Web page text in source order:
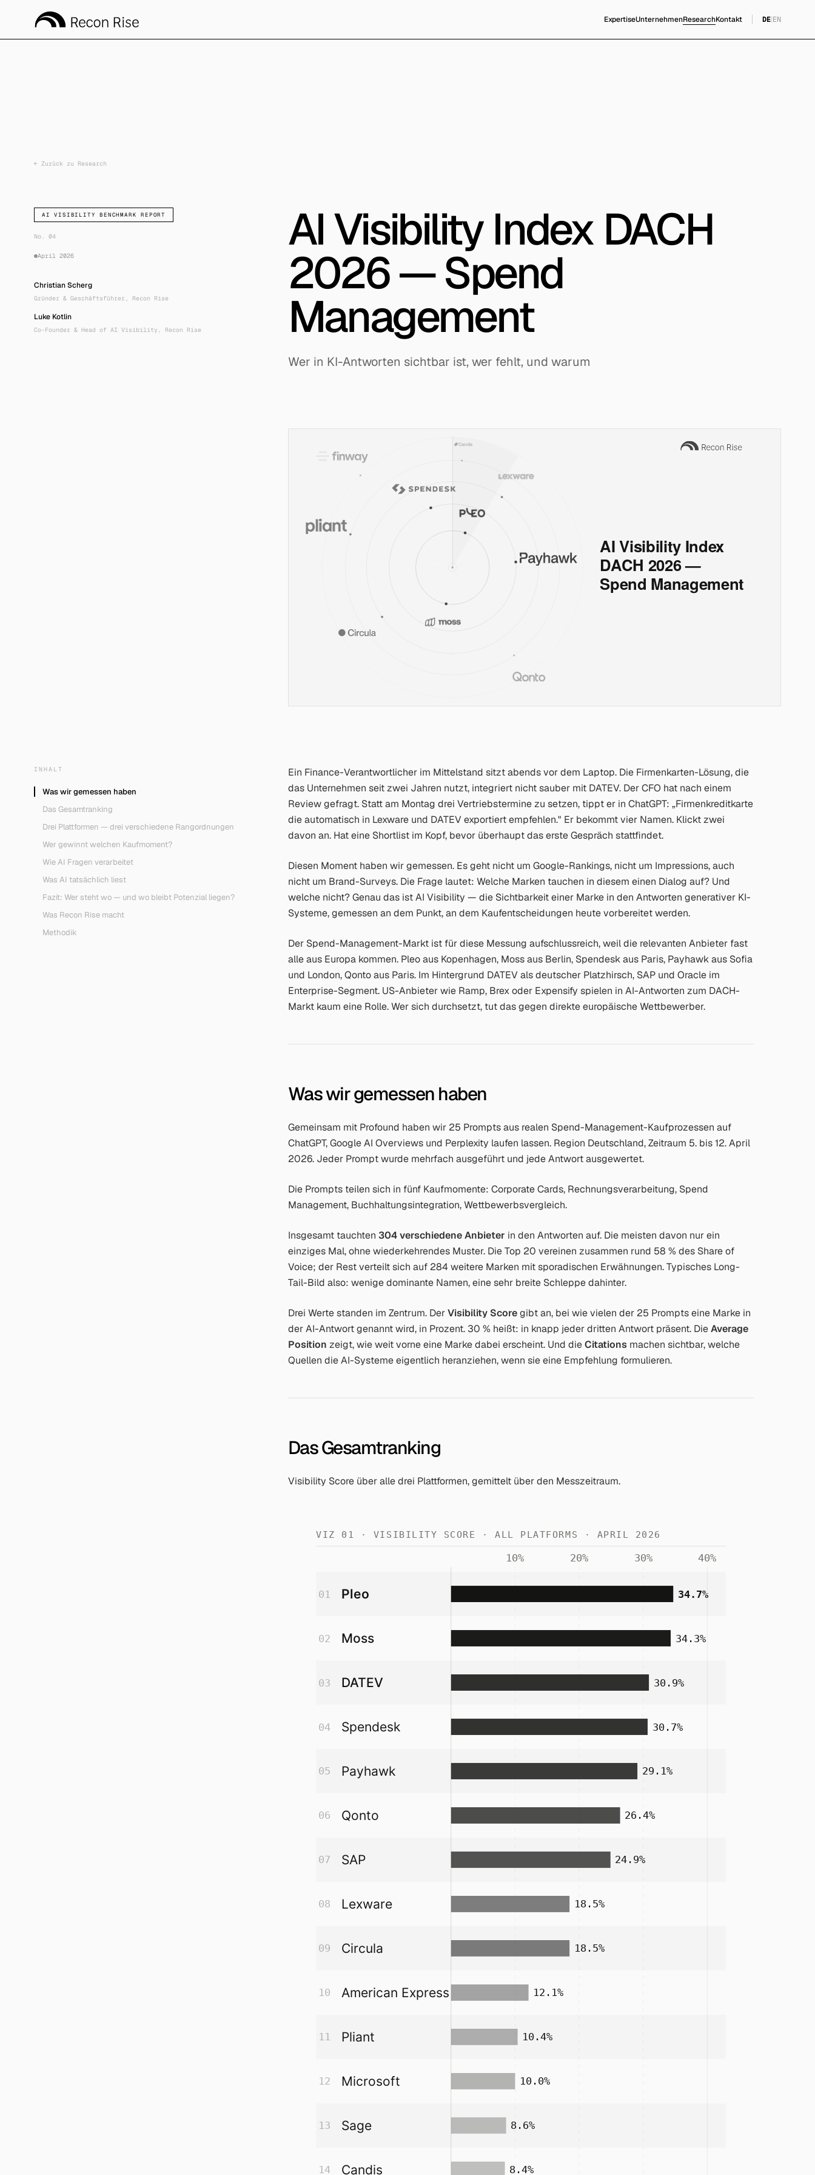
ExpertiseUnternehmenResearchKontakt DE|EN
← Zurück zu Research
AI VISIBILITY BENCHMARK REPORT
No. 04
April 2026
Christian Scherg
Gründer & Geschäftsführer, Recon Rise
Luke Kotlin
Co-Founder & Head of AI Visibility, Recon Rise
AI Visibility Index DACH
2026 — Spend
Management
Wer in KI-Antworten sichtbar ist, wer fehlt, und warum
INHALT
Was wir gemessen haben
Das Gesamtranking
Drei Plattformen — drei verschiedene Rangordnungen
Wer gewinnt welchen Kaufmoment?
Wie AI Fragen verarbeitet
Was AI tatsächlich liest
Fazit: Wer steht wo — und wo bleibt Potenzial liegen?
Was Recon Rise macht
Methodik
Ein Finance-Verantwortlicher im Mittelstand sitzt abends vor dem Laptop. Die Firmenkarten-Lösung, die
das Unternehmen seit zwei Jahren nutzt, integriert nicht sauber mit DATEV. Der CFO hat nach einem
Review gefragt. Statt am Montag drei Vertriebstermine zu setzen, tippt er in ChatGPT: „Firmenkreditkarte
die automatisch in Lexware und DATEV exportiert empfehlen." Er bekommt vier Namen. Klickt zwei
davon an. Hat eine Shortlist im Kopf, bevor überhaupt das erste Gespräch stattfindet.
Diesen Moment haben wir gemessen. Es geht nicht um Google-Rankings, nicht um Impressions, auch
nicht um Brand-Surveys. Die Frage lautet: Welche Marken tauchen in diesem einen Dialog auf? Und
welche nicht? Genau das ist AI Visibility — die Sichtbarkeit einer Marke in den Antworten generativer KI-
Systeme, gemessen an dem Punkt, an dem Kaufentscheidungen heute vorbereitet werden.
Der Spend-Management-Markt ist für diese Messung aufschlussreich, weil die relevanten Anbieter fast
alle aus Europa kommen. Pleo aus Kopenhagen, Moss aus Berlin, Spendesk aus Paris, Payhawk aus Sofia
und London, Qonto aus Paris. Im Hintergrund DATEV als deutscher Platzhirsch, SAP und Oracle im
Enterprise-Segment. US-Anbieter wie Ramp, Brex oder Expensify spielen in AI-Antworten zum DACH-
Markt kaum eine Rolle. Wer sich durchsetzt, tut das gegen direkte europäische Wettbewerber.
Was wir gemessen haben
Gemeinsam mit Profound haben wir 25 Prompts aus realen Spend-Management-Kaufprozessen auf
ChatGPT, Google AI Overviews und Perplexity laufen lassen. Region Deutschland, Zeitraum 5. bis 12. April
2026. Jeder Prompt wurde mehrfach ausgeführt und jede Antwort ausgewertet.
Die Prompts teilen sich in fünf Kaufmomente: Corporate Cards, Rechnungsverarbeitung, Spend
Management, Buchhaltungsintegration, Wettbewerbsvergleich.
Insgesamt tauchten 304 verschiedene Anbieter in den Antworten auf. Die meisten davon nur ein
einziges Mal, ohne wiederkehrendes Muster. Die Top 20 vereinen zusammen rund 58 % des Share of
Voice; der Rest verteilt sich auf 284 weitere Marken mit sporadischen Erwähnungen. Typisches Long-
Tail-Bild also: wenige dominante Namen, eine sehr breite Schleppe dahinter.
Drei Werte standen im Zentrum. DerVisibility Scoregibt an, bei wie vielen der 25 Prompts eine Marke in
der AI-Antwort genannt wird, in Prozent. 30 % heißt: in knapp jeder dritten Antwort präsent. DieAverage
Position zeigt, wie weit vorne eine Marke dabei erscheint. Und dieCitationsmachen sichtbar, welche
Quellen die AI-Systeme eigentlich heranziehen, wenn sie eine Empfehlung formulieren.
Das Gesamtranking
Visibility Score über alle drei Plattformen, gemittelt über den Messzeitraum.